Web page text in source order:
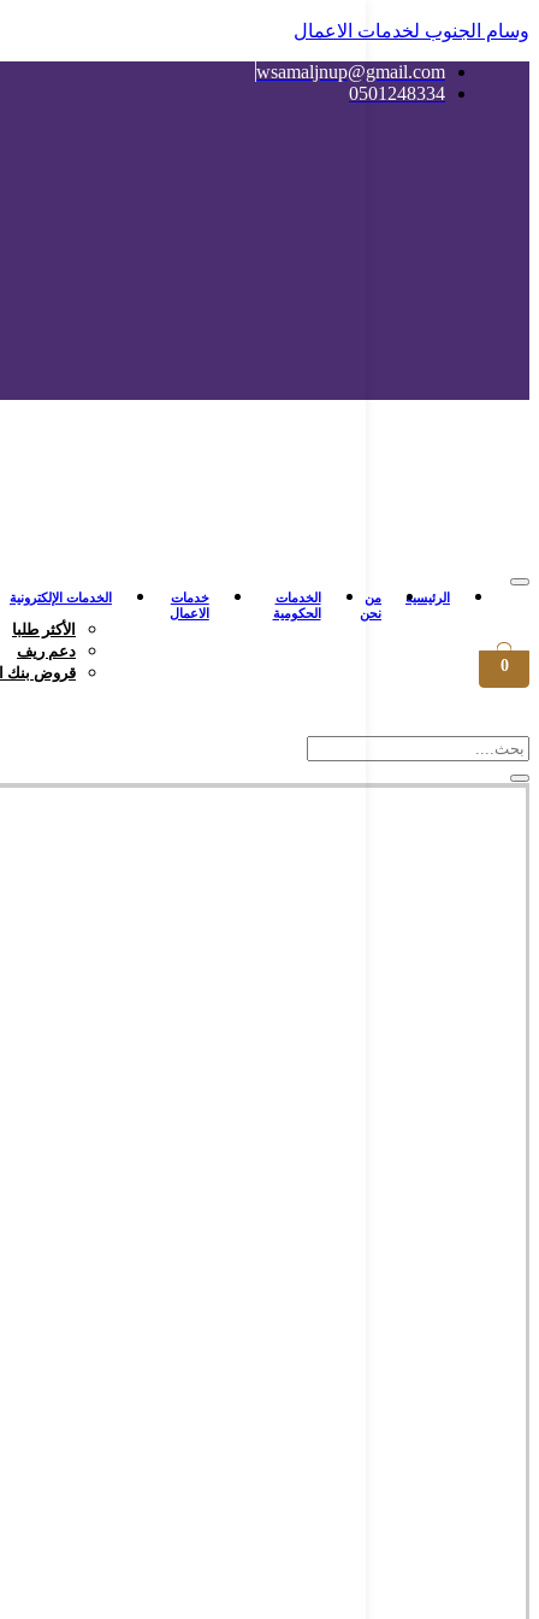
وسام الجنوب لخدمات الاعمال
wsamaljnup@gmail.com
0501248334
الرئيسية
من
نحن
الخدمات
الحكومية
خدمات
الاعمال
الخدمات الإلكترونية
الأكثر طلبا
دعم ريف
قروض بنك
0